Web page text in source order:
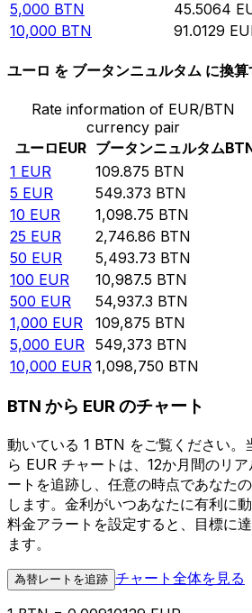
5,000 BTN 45.5064
10,000 BTN 91.0129
ユーロ を ブータンニュルタム に換算
Rate information of EUR/BTN
currency pair
ユーロEUR ブータンニュルタム
1 EUR 109.875 BTN
5 EUR 549.373 BTN
10 EUR 1,098.75 BTN
25 EUR 2,746.86 BTN
50 EUR 5,493.73 BTN
100 EUR 10,987.5 BTN
500 EUR 54,937.3 BTN
1,000 EUR 109,875 BTN
5,000 EUR 549,373 BTN
10,000 EUR 1,098,750 BTN
BTN から EUR のチャート
動いている 1 BTN をご覧ください
ら EUR チャートは、12か月間のリ
ートを追跡し、任意の時点であなた
します。金利がいつあなたに有利に
料金アラートを設定すると、目標に
ます。
為替レートを追跡 チャート全体を見る